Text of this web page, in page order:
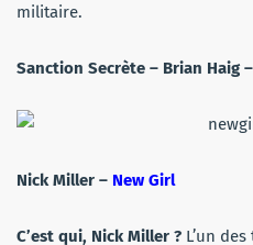
militaire.
Sanction Secrète – Brian Haig
Nick Miller – New Girl
C’est qui, Nick Miller ? L’un